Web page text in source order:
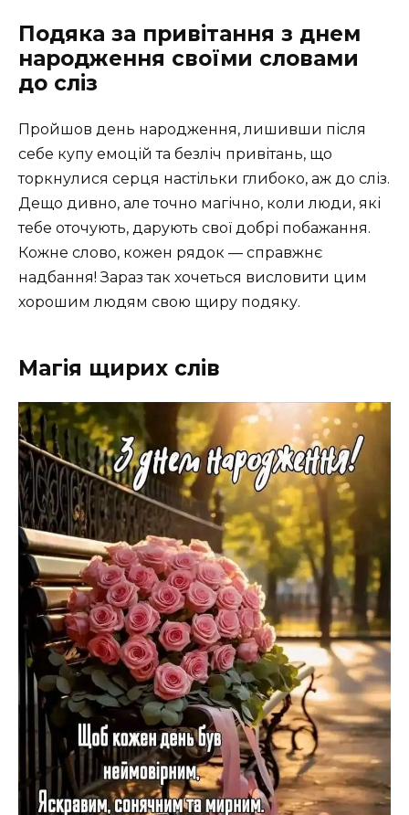
Подяка за привітання з днем
народження своїми словами
до сліз
Пройшов день народження, лишивши після
себе купу емоцій та безліч привітань, що
торкнулися серця настільки глибоко, аж до сліз.
Дещо дивно, але точно магічно, коли люди, які
тебе оточують, дарують свої добрі побажання.
Кожне слово, кожен рядок — справжнє
надбання! Зараз так хочеться висловити цим
хорошим людям свою щиру подяку.
Магія щирих слів